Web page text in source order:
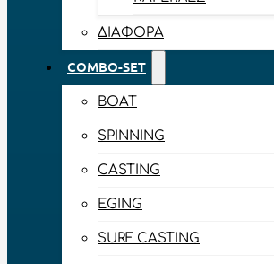
ΔΙΆΦΟΡΑ
COMBO-SET
BOAT
SPINNING
CASTING
EGING
SURF CASTING